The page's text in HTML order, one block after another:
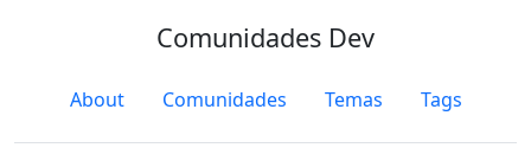
Comunidades Dev
About Comunidades Temas Tags